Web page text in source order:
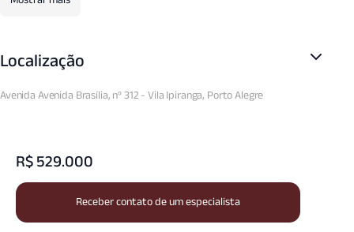
Interfone
Sala Jantar
Split
Vista Panoramica
Localização
Avenida Avenida Brasília, nº 312 - Vila Ipiranga, Porto Alegre
R$ 529.000
Receber contato de um especialista